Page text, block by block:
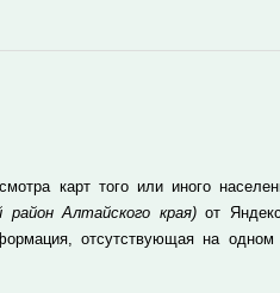
карт того или иного
район Алтайского края)от
отсутствующая на одном